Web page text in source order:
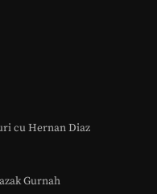
cu Hernan Diaz
Gurnah